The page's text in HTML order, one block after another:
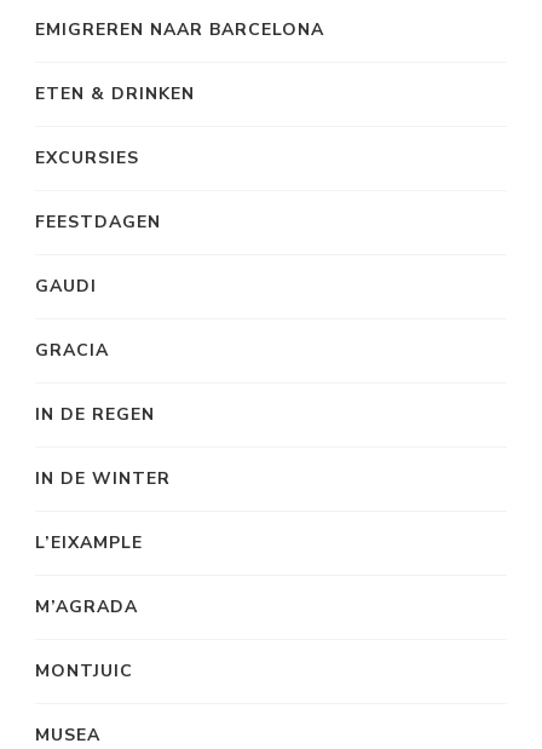
EMIGREREN NAAR BARCELONA
ETEN & DRINKEN
EXCURSIES
FEESTDAGEN
GAUDI
GRACIA
IN DE REGEN
IN DE WINTER
L’EIXAMPLE
M’AGRADA
MONTJUIC
MUSEA